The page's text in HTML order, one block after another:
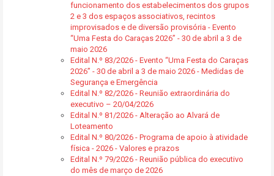
funcionamento dos estabelecimentos dos grupos
2 e 3 dos espaços associativos, recintos
improvisados e de diversão provisória - Evento
“Uma Festa do Caraças 2026” - 30 de abril a 3 de
maio 2026
Edital N.º 83/2026 - Evento “Uma Festa do Caraças
2026” - 30 de abril a 3 de maio 2026 - Medidas de
Segurança e Emergência
Edital N.º 82/2026 - Reunião extraordinária do
executivo – 20/04/2026
Edital N.º 81/2026 - Alteração ao Alvará de
Loteamento
Edital N.º 80/2026 - Programa de apoio à atividade
física - 2026 - Valores e prazos
Edital N.º 79/2026 - Reunião pública do executivo
do mês de março de 2026